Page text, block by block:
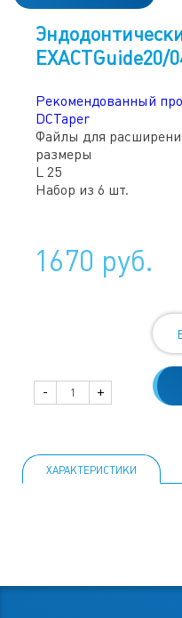
EXACTGuide20/
Рекомендованный
DCTaper
Файлы для
размеры
L 25
Набор из 6 шт.
1670 руб.
- +
ХАРАКТЕРИСТИКИ